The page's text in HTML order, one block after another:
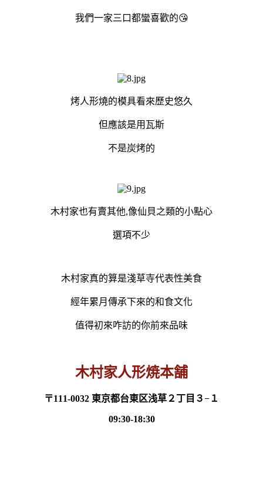
我們一家三口都蠻喜歡的😘
烤人形燒的模具看來歷史悠久
但應該是用瓦斯
不是炭烤的
木村家也有賣其他,像仙貝之類的小點心
選項不少
木村家真的算是淺草寺代表性美食
經年累月傳承下來的和食文化
值得初來咋訪的你前來品味
木村家人形焼本舗
〒111-0032 東京都台東区浅草２丁目３−１
09:30-18:30